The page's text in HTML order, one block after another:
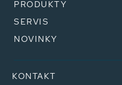
PRODUKTY
SERVIS
NOVINKY
KONTAKT